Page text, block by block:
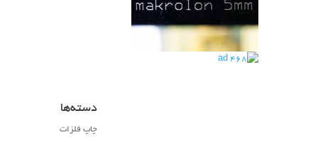
دسته‌ها
چاپ فلزات